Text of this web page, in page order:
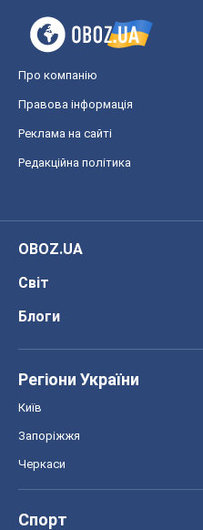
Про компанію
Правова інформація
Реклама на сайті
Редакційна політика
OBOZ.UA
Світ
Блоги
Регіони України
Київ
Запоріжжя
Черкаси
Спорт